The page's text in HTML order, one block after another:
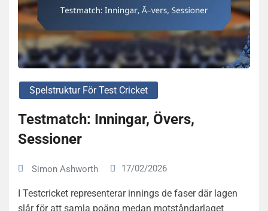
Spelstruktur För Test Cricket
Testmatch: Inningar, Övers,
Sessioner
Simon Ashworth 17/02/2026
I Testcricket representerar innings de faser där lagen
slår för att samla poäng medan motståndarlaget